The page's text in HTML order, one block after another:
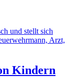
Kindern